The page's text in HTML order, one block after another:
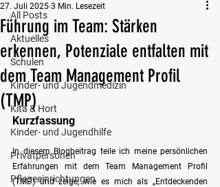
All Posts
Aktuelles
Schulen
Kinder- und Jugendmedizin
Kita & Hort
Kinder- und Jugendhilfe
Privatpersonen
Pflegeeinrichtungen
Führung im Team: Stärken
erkennen, Potenziale entfalten mit
dem Team Management Profil
(TMP)
27. Juli 2025 3 Min. Lesezeit
Kurzfassung
In diesem Blogbeitrag teile ich meine persönlichen
Erfahrungen mit dem Team Management Profil
(TMP) und zeige, wie es mich als „Entdeckenden